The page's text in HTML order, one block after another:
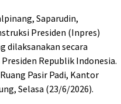
Saparudin,
Presiden (Inpres)
dilaksanakan secara
Republik Indonesia.
Pasir Padi, Kantor
Selasa (23/6/2026).